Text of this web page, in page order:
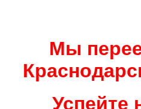
Мы
Успейте